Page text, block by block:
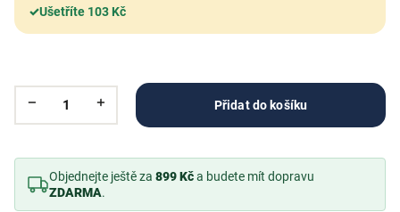
✓Ušetříte 103 Kč
Přidat do košíku
Objednejte ještě za 899 Kča budete mít dopravu
ZDARMA.